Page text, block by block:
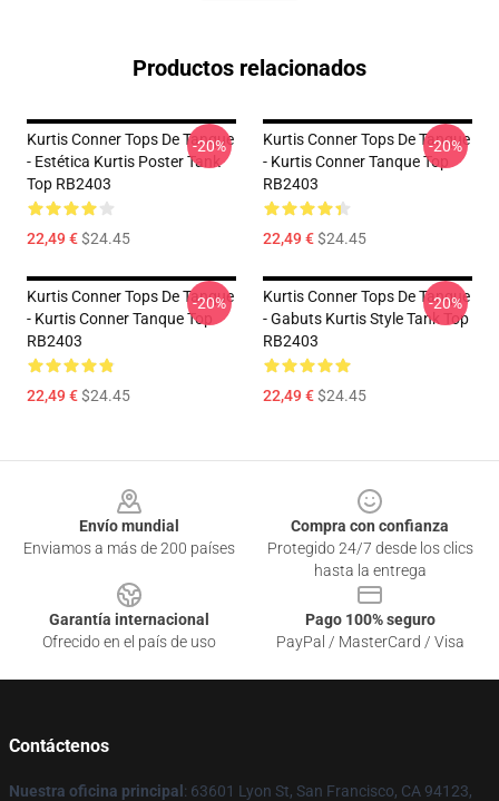
Productos relacionados
Kurtis Conner Tops De Tanque
- Estética Kurtis Poster Tank
Top RB2403
22,49 €$24.45
-20%
Kurtis Conner Tops De Tanque
- Kurtis Conner Tanque Top
RB2403
22,49 €$24.45
-20%
Kurtis Conner Tops De Tanque
- Kurtis Conner Tanque Top
RB2403
22,49 €$24.45
-20%
Kurtis Conner Tops De Tanque
- Gabuts Kurtis Style Tank Top
RB2403
22,49 €$24.45
-20%
Envío mundial
Enviamos a más de 200 países
Compra con confianza
Protegido 24/7 desde los clics
hasta la entrega
Garantía internacional
Ofrecido en el país de uso
Pago 100% seguro
PayPal / MasterCard / Visa
Contáctenos
Nuestra oficina principal : 63601 Lyon St, San Francisco, CA 94123,